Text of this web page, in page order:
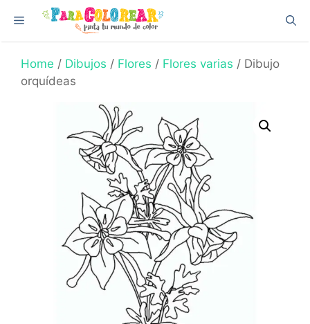
content
Menu
Home / Dibujos / Flores / Flores varias / Dibujo
orquídeas